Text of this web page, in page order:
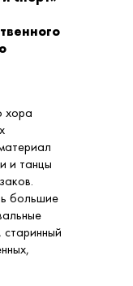
хора
и танцы
большие